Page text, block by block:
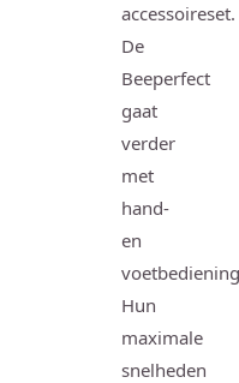
accessoireset.
De
Beeperfect
gaat
verder
met
hand-
en
Hun
maximale
snelheden